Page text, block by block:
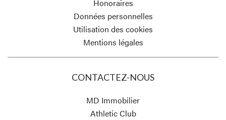
Honoraires
Données personnelles
Utilisation des cookies
Mentions légales
CONTACTEZ-NOUS
MD Immobilier
Athletic Club